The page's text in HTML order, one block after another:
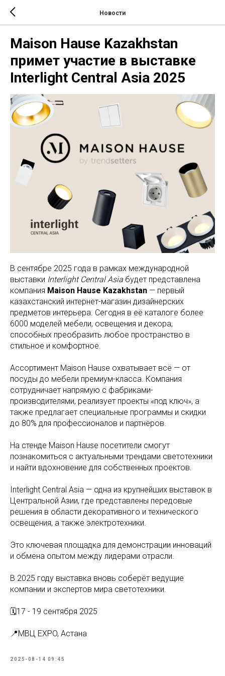
Новости
Maison Hause Kazakhstan
примет участие в выставке
Interlight Central Asia 2025
В сентябре 2025 года в рамках международной
выставки Interlight Central Asia будет представлена
компания Maison Hause Kazakhstan — первый
казахстанский интернет-магазин дизайнерских
предметов интерьера. Сегодня в её каталоге более
6000 моделей мебели, освещения и декора,
способных преобразить любое пространство в
стильное и комфортное.
Ассортимент Maison Hause охватывает всё — от
посуды до мебели премиум-класса. Компания
сотрудничает напрямую с фабриками-
производителями, реализует проекты «под ключ», а
также предлагает специальные программы и скидки
до 80% для профессионалов и партнёров.
На стенде Maison Hause посетители смогут
познакомиться с актуальными трендами светотехники
и найти вдохновение для собственных проектов.
Interlight Central Asia — одна из крупнейших выставок в
Центральной Азии, где представлены передовые
решения в области декоративного и технического
освещения, а также электротехники.
Это ключевая площадка для демонстрации инноваций
и обмена опытом между лидерами отрасли.
В 2025 году выставка вновь соберёт ведущие
компании и экспертов мира светотехники.
🗓17 - 19 сентября 2025
📍МВЦ EXPO, Астана
2025-08-14 09:45